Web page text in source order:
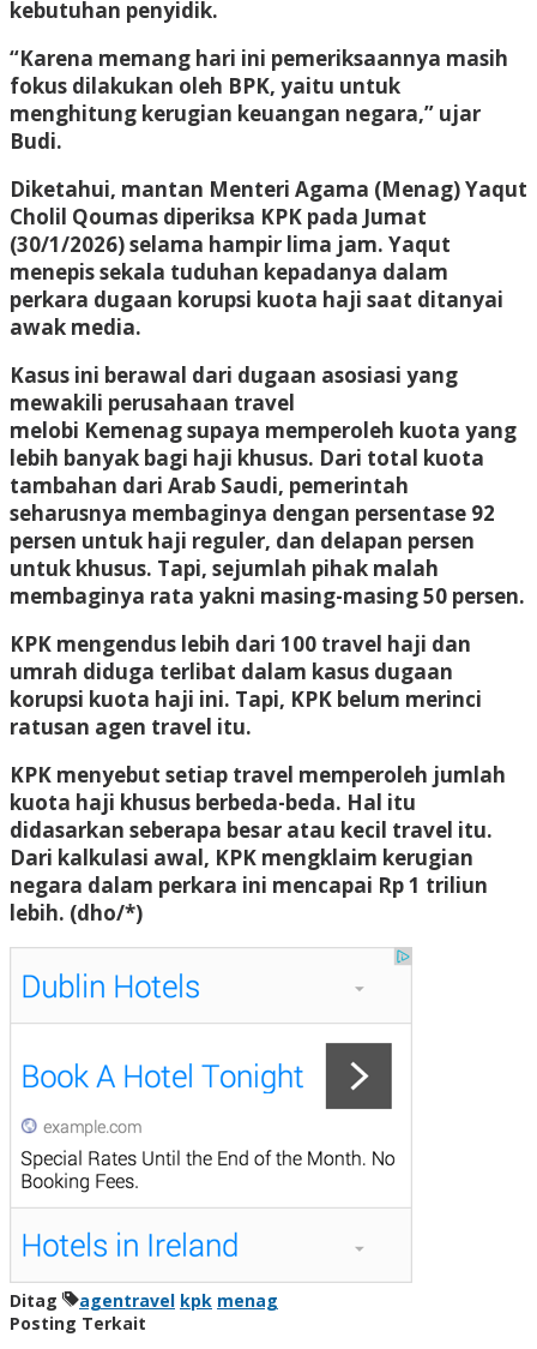
kebutuhan penyidik.
“Karena memang hari ini pemeriksaannya masih
fokus dilakukan oleh BPK, yaitu untuk
menghitung kerugian keuangan negara,” ujar
Budi.
Diketahui, mantan Menteri Agama (Menag) Yaqut
Cholil Qoumas diperiksa KPK pada Jumat
(30/1/2026) selama hampir lima jam. Yaqut
menepis sekala tuduhan kepadanya dalam
perkara dugaan korupsi kuota haji saat ditanyai
awak media.
Kasus ini berawal dari dugaan asosiasi yang
mewakili perusahaan travel
melobi Kemenag supaya memperoleh kuota yang
lebih banyak bagi haji khusus. Dari total kuota
tambahan dari Arab Saudi, pemerintah
seharusnya membaginya dengan persentase 92
persen untuk haji reguler, dan delapan persen
untuk khusus. Tapi, sejumlah pihak malah
membaginya rata yakni masing-masing 50 persen.
KPK mengendus lebih dari 100 travel haji dan
umrah diduga terlibat dalam kasus dugaan
korupsi kuota haji ini. Tapi, KPK belum merinci
ratusan agen travel itu.
KPK menyebut setiap travel memperoleh jumlah
kuota haji khusus berbeda-beda. Hal itu
didasarkan seberapa besar atau kecil travel itu.
Dari kalkulasi awal, KPK mengklaim kerugian
negara dalam perkara ini mencapai Rp 1 triliun
lebih. (dho/*)
Ditag agentravel kpk menag
Posting Terkait